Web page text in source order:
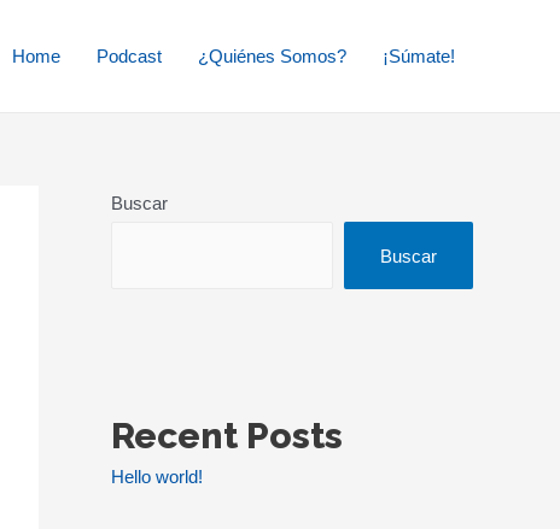
Home Podcast ¿Quiénes Somos? ¡Súmate!
Buscar
Buscar
Recent Posts
Hello world!